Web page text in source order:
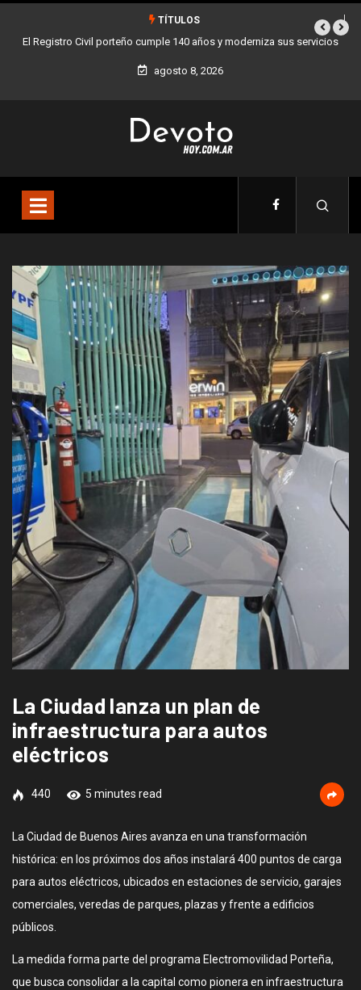
TÍTULOS
Buenos Aires sumó 12 nuevos Bares Notables y ya son 90 en toda
la Ciudad
agosto 8, 2026
La Ciudad lanza un plan de
infraestructura para autos
eléctricos
440 5 minutes read
La Ciudad de Buenos Aires avanza en una transformación
histórica: en los próximos dos años instalará 400 puntos de carga
para autos eléctricos, ubicados en estaciones de servicio, garajes
comerciales, veredas de parques, plazas y frente a edificios
públicos.
La medida forma parte del programa Electromovilidad Porteña,
que busca consolidar a la capital como pionera en infraestructura